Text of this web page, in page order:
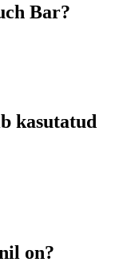
Bar?
kasutatud
on?